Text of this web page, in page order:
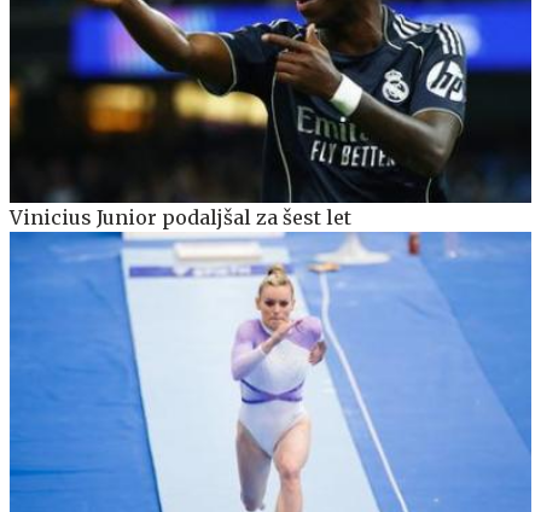
Vinicius Junior podaljšal za šest let